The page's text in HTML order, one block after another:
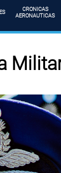
CRONICAS
AERONAUTICAS